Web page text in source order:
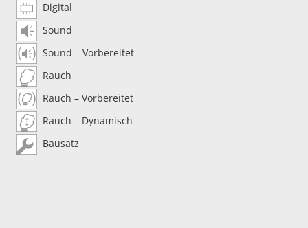
Digital
Sound
Sound – Vorbereitet
Rauch
Rauch – Vorbereitet
Rauch – Dynamisch
Bausatz